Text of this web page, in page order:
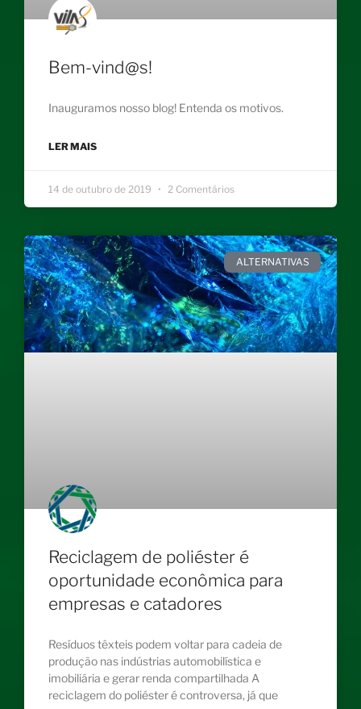
Bem-vind@s!
Inauguramos nosso blog! Entenda os motivos.
LER MAIS
14 de outubro de 2019 2 Comentários
ALTERNATIVAS
Reciclagem de poliéster é
oportunidade econômica para
empresas e catadores
Resíduos têxteis podem voltar para cadeia de
produção nas indústrias automobilística e
imobiliária e gerar renda compartilhada A
reciclagem do poliéster é controversa, já que